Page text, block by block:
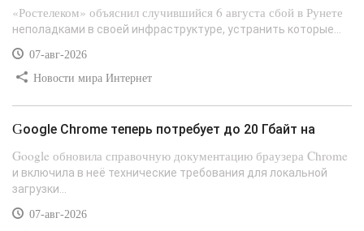
«Ростелеком» объяснил случившийся 6 августа сбой в Рунете
неполадками в своей инфраструктуре, устранить которые...
07-авг-2026
Новости мира Интернет
Google Chrome теперь потребует до 20 Гбайт на
Google обновила справочную документацию браузера Chrome
и включила в неё технические требования для локальной
загрузки...
07-авг-2026